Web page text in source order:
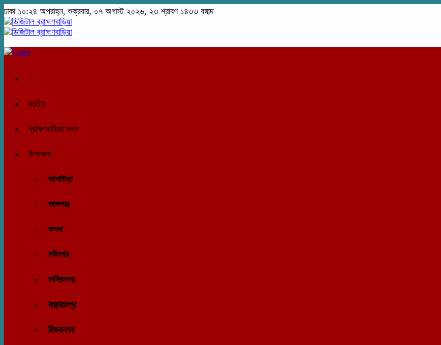
ঢাকা ১০:২৪ অপরাহ্ন, শুক্রবার, ০৭ অগাস্ট ২০২৬, ২৩ শ্রাবণ ১৪৩৩ বঙ্গাব্দ
::
জাতীয়
ব্রাহ্মণবাড়িয়া সদর
উপজেলা
আখাউড়া
আশুগঞ্জ
কসবা
নবীনগর
নাসিরনগর
বাঞ্ছারামপুর
বিজয়নগর